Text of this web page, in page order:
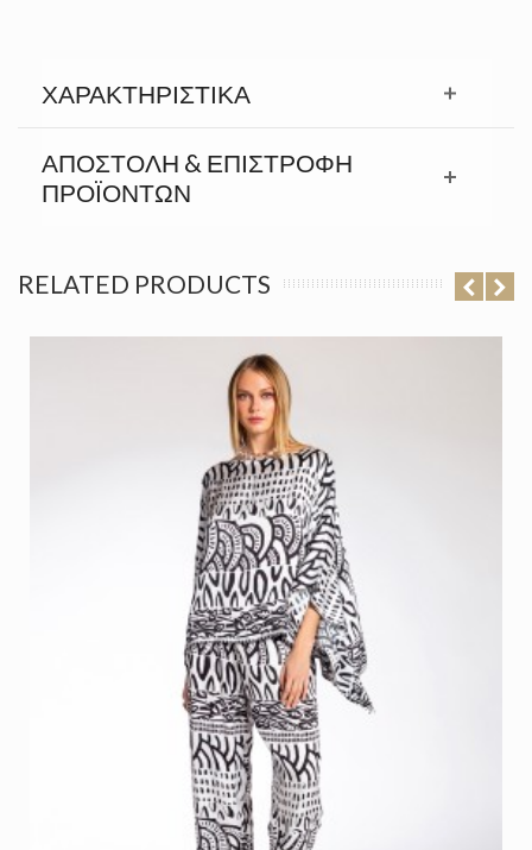
ΧΑΡΑΚΤΗΡΙΣΤΙΚΆ
ΑΠΟΣΤΟΛΉ & ΕΠΙΣΤΡΟΦΉ
ΠΡΟΪΟΝΤΩΝ
RELATED PRODUCTS